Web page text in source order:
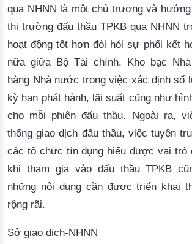
qua NHNN là một chủ trương và
thị trường đấu thầu TPKB qua NHNN
hoạt động tốt hơn đòi hỏi sự phối kết
nữa giữa Bộ Tài chính, Kho bạc
hàng Nhà nước trong việc xác định số
kỳ hạn phát hành, lãi suất cũng như
cho mỗi phiên đấu thầu. Ngoài ra,
thống giao dịch đấu thầu, việc tuyên
các tổ chức tín dụng hiểu được vai trò
khi tham gia vào đấu thầu TPKB
những nội dung cần được triển khai
rộng rãi.
Sở giao dịch-NHNN